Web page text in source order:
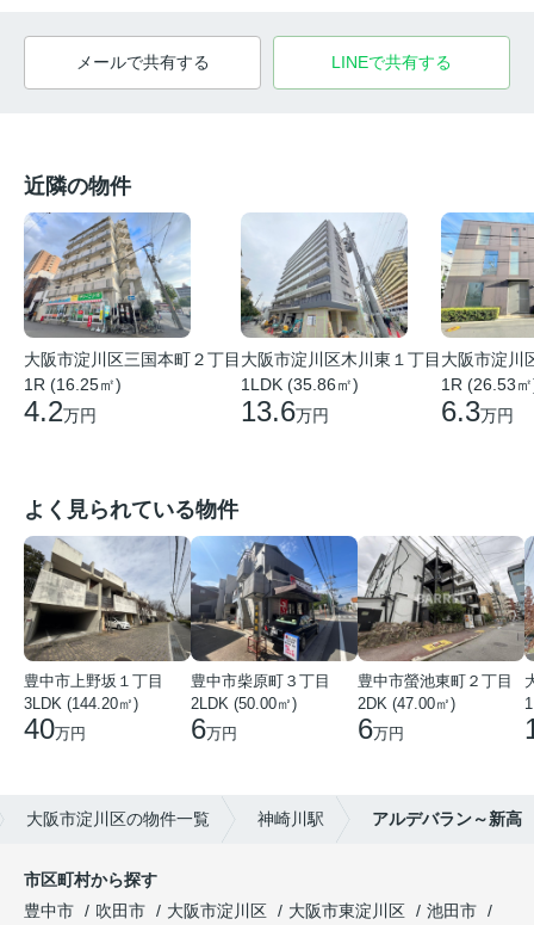
メールで共有する LINEで共有する
近隣の物件
大阪市淀川区三国本町２丁目
1R (16.25㎡)
4.2万円
大阪市淀川区木川東１丁目
1LDK (35.86㎡)
13.6万円
大阪市淀川
1R (26.53
6.3万円
よく見られている物件
豊中市上野坂１丁目
3LDK (144.20㎡)
40万円
豊中市柴原町３丁目
2LDK (50.00㎡)
6万円
豊中市螢池東町２丁目
2DK (47.00㎡)
6万円
大阪市淀川区の物件一覧 神崎川駅 アルデバラン～新高
市区町村から探す
豊中市
吹田市 大阪市淀川区 大阪市東淀川区
池田市